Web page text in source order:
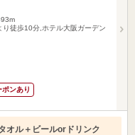
徒歩10分,ホテル大阪ガーデン
ポンあり
オル＋ビールorドリンク